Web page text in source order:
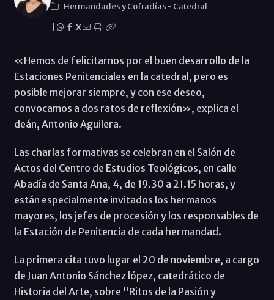
Hermandades y Cofradías - Catedral
X
«Hemos de felicitarnos por el buen desarrollo de la
Estaciones Penitenciales en la catedral, pero es
posible mejorar siempre, y con ese deseo,
convocamos a dos ratos de reflexión», explica el
deán, Antonio Aguilera.
Las charlas formativas se celebran en el Salón de
Actos del Centro de Estudios Teológicos, en calle
Abadía de Santa Ana, 4, de 19.30 a 21.15 horas, y
están especialmente invitados los hermanos
mayores, los jefes de procesión y los responsables de
la Estación de Penitencia de cada hermandad.
La primera cita tuvo lugar el 20 de noviembre, a cargo
de Juan Antonio Sánchez lópez, catedrático de
Historia del Arte, sobre "Ritos de la Pasión y